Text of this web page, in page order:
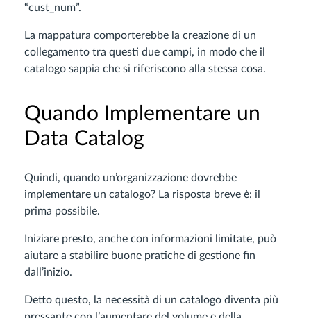
“cust_num”.
La mappatura comporterebbe la creazione di un
collegamento tra questi due campi, in modo che il
catalogo sappia che si riferiscono alla stessa cosa.
Quando Implementare un
Data Catalog
Quindi, quando un’organizzazione dovrebbe
implementare un catalogo? La risposta breve è: il
prima possibile.
Iniziare presto, anche con informazioni limitate, può
aiutare a stabilire buone pratiche di gestione fin
dall’inizio.
Detto questo, la necessità di un catalogo diventa più